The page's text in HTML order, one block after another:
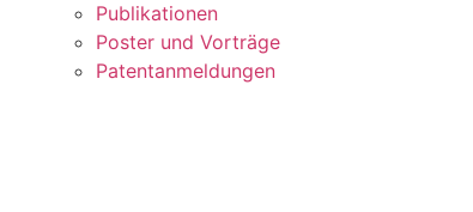
Publikationen
Poster und Vorträge
Patentanmeldungen